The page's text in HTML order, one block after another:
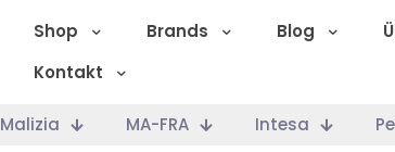
Shop Brands Blog
Kontakt
Malizia MA-FRA Intesa